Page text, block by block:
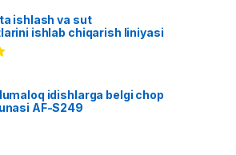
ishlash va sut
ishlab chiqarish liniyasi
idishlarga belgi chop
AF-S249